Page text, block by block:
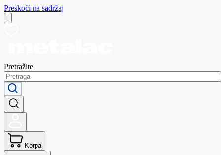
Preskoči na sadržaj
Pretražite
Korpa